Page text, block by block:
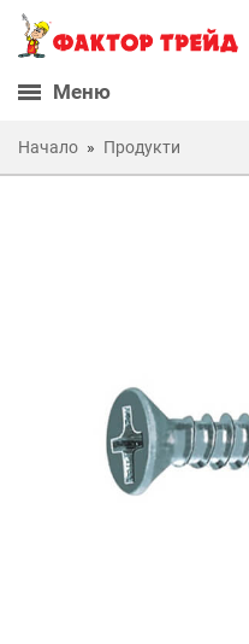
Меню
Начало Продукти